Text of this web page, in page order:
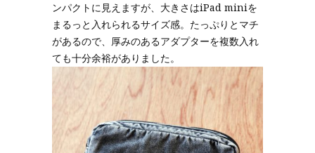
ンパクトに見えますが、大きさはiPad miniを
まるっと入れられるサイズ感。たっぷりとマチ
があるので、厚みのあるアダプターを複数入れ
ても十分余裕がありました。